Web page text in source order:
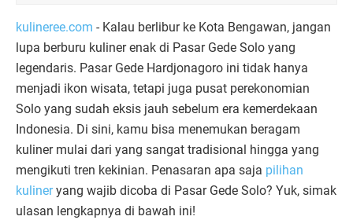
kulineree.com - Kalau berlibur ke Kota Bengawan, jangan
lupa berburu kuliner enak di Pasar Gede Solo yang
legendaris. Pasar Gede Hardjonagoro ini tidak hanya
menjadi ikon wisata, tetapi juga pusat perekonomian
Solo yang sudah eksis jauh sebelum era kemerdekaan
Indonesia. Di sini, kamu bisa menemukan beragam
kuliner mulai dari yang sangat tradisional hingga yang
mengikuti tren kekinian. Penasaran apa saja pilihan
kulineryang wajib dicoba di Pasar Gede Solo? Yuk, simak
ulasan lengkapnya di bawah ini!